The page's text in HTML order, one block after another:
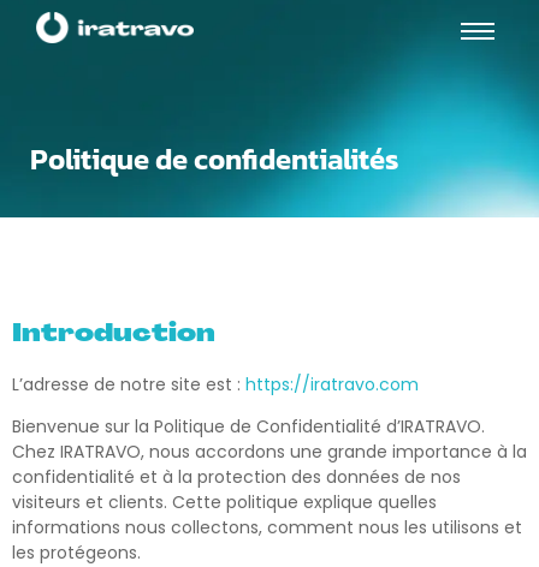
Politique de confidentialités
Introduction
L’adresse de notre site est : https://iratravo.com
Bienvenue sur la Politique de Confidentialité d’IRATRAVO.
Chez IRATRAVO, nous accordons une grande importance à la
confidentialité et à la protection des données de nos
visiteurs et clients. Cette politique explique quelles
informations nous collectons, comment nous les utilisons et
les protégeons.